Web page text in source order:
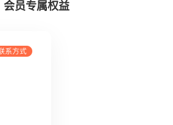
会员专属权益